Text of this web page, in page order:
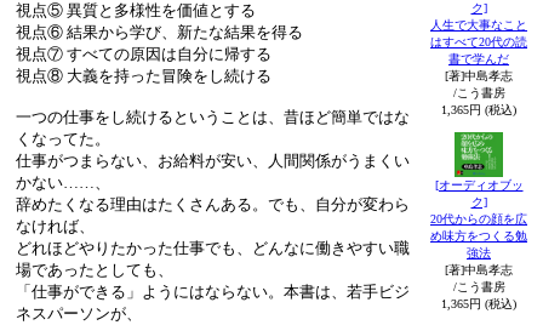
視点⑤ 異質と多様性を価値とする
視点⑥ 結果から学び、新たな結果を得る
視点⑦ すべての原因は自分に帰する
視点⑧ 大義を持った冒険をし続ける
一つの仕事をし続けるということは、昔ほど簡単ではな
くなってた。
仕事がつまらない、お給料が安い、人間関係がうまくい
かない……、
辞めたくなる理由はたくさんある。でも、自分が変わら
なければ、
どれほどやりたかった仕事でも、どんなに働きやすい職
場であったとしても、
「仕事ができる」ようにはならない。本書は、若手ビジ
ネスパーソンが、
ク]
人生で大事なこと
はすべて20代の読
書で学んだ
[著]中島孝志
/こう書房
1,365円 (税込)
[オーディオブッ
ク]
20代からの顔を広
め味方をつくる勉
強法
[著]中島孝志
/こう書房
1,365円 (税込)